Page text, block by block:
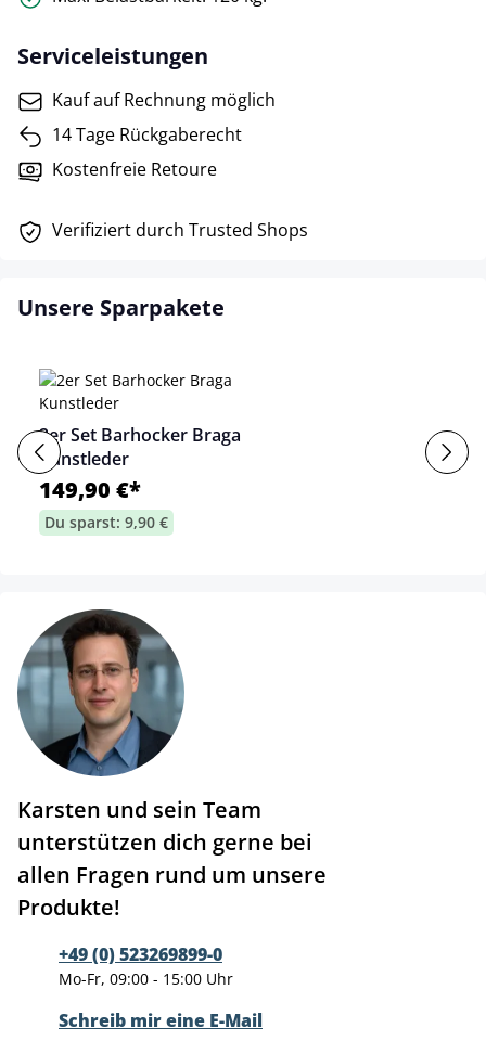
Serviceleistungen
Kauf auf Rechnung möglich
14 Tage Rückgaberecht
Kostenfreie Retoure
Verifiziert durch Trusted Shops
Unsere Sparpakete
2er Set Barhocker Braga
Kunstleder
149,90 €*
Du sparst: 9,90 €
Karsten und sein Team
unterstützen dich gerne bei
allen Fragen rund um unsere
Produkte!
+49 (0) 523269899-0
Mo-Fr, 09:00 - 15:00 Uhr
Schreib mir eine E-Mail